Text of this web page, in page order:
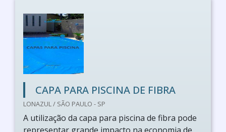
CAPA PARA PISCINA DE FIBRA
LONAZUL / SÃO PAULO - SP
A utilização da capa para piscina de fibra pode